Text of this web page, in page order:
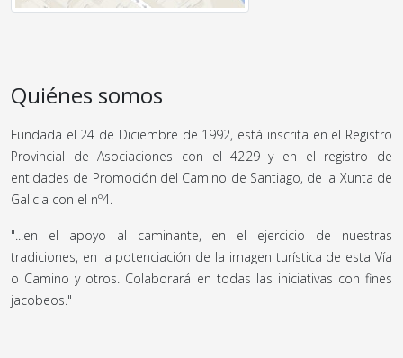
Quiénes somos
Fundada el 24 de Diciembre de 1992, está inscrita en el Registro
Provincial de Asociaciones con el 4229 y en el registro de
entidades de Promoción del Camino de Santiago, de la Xunta de
Galicia con el nº4.
"...en el apoyo al caminante, en el ejercicio de nuestras
tradiciones, en la potenciación de la imagen turística de esta Vía
o Camino y otros. Colaborará en todas las iniciativas con fines
jacobeos."